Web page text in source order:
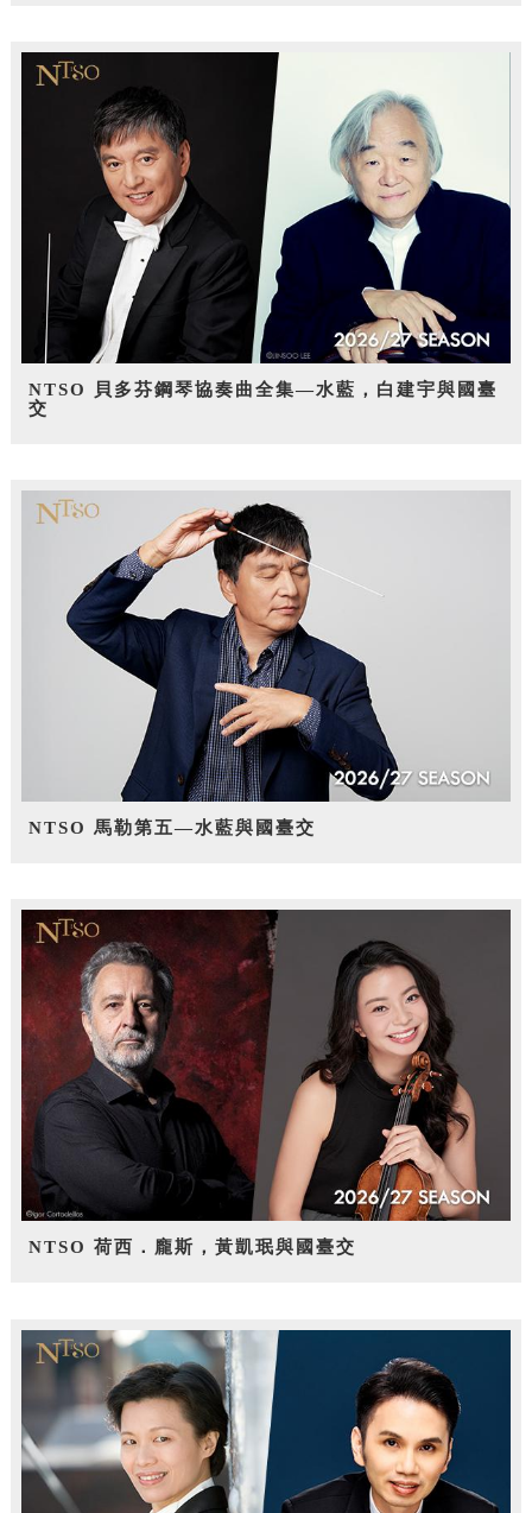
NTSO 貝多芬鋼琴協奏曲全集—水藍，白建宇與國臺
交
NTSO 馬勒第五—水藍與國臺交
NTSO 荷西．龐斯，黃凱珉與國臺交